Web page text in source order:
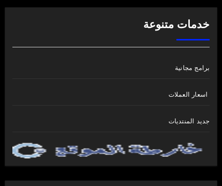
خدمات متنوعة
برامج مجانية
اسعار العملات
جديد المنتديات